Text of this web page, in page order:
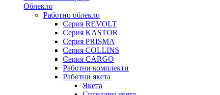
Облекло
Работно облекло
Серия REVOLT
Серия KASTOR
Серия PRISMA
Серия COLLINS
Серия CARGO
Работни комплекти
Работни якета
Якета